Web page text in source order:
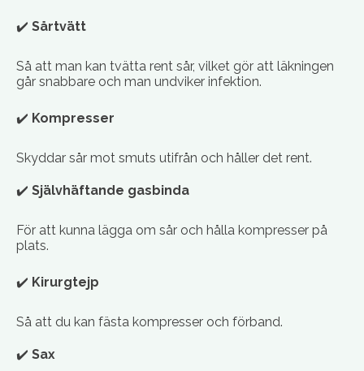
✔️ Sårtvätt
Så att man kan tvätta rent sår, vilket gör att läkningen
går snabbare och man undviker infektion.
✔️ Kompresser
Skyddar sår mot smuts utifrån och håller det rent.
✔️ Självhäftande gasbinda
För att kunna lägga om sår och hålla kompresser på
plats.
✔️ Kirurgtejp
Så att du kan fästa kompresser och förband.
✔️ Sax